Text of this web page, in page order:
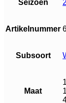
Seizoen
Artikelnummer
Subsoort
Maat